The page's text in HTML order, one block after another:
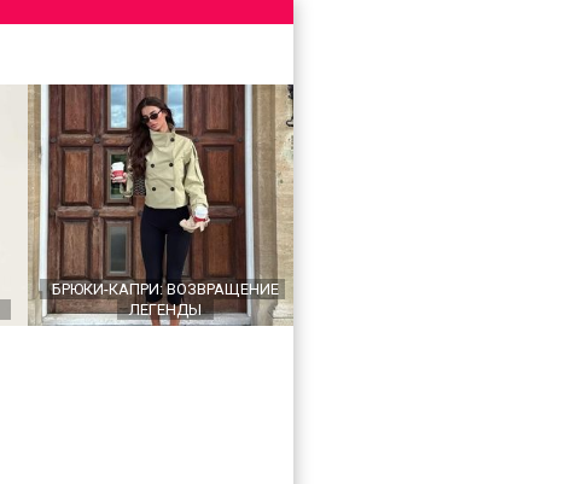
БРЮКИ-КАПРИ: ВОЗВРАЩЕНИЕ
ЛЕГЕНДЫ